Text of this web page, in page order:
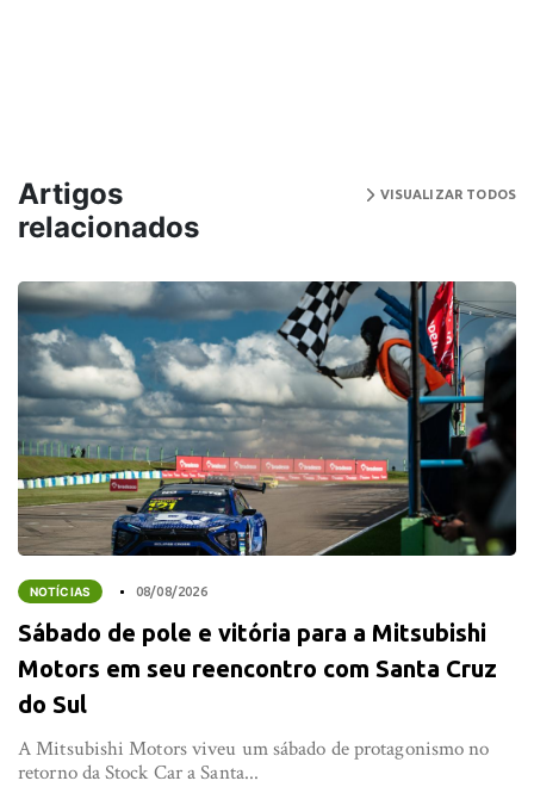
Artigos
relacionados
VISUALIZAR TODOS
NOTÍCIAS 08/08/2026
Sábado de pole e vitória para a Mitsubishi
Motors em seu reencontro com Santa Cruz
do Sul
A Mitsubishi Motors viveu um sábado de protagonismo no
retorno da Stock Car a Santa...